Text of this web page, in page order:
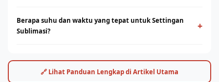
campuran poly tinggi. Untuk kaos cotton, teknologi DTF dari
Rhino Indonesia bisa menjadi alternatif terbaik.
Berapa suhu dan waktu yang tepat untuk Settingan
Sublimasi?
+
jenis bahan dan mesin. Rhino Indonesia menyediakan panduan
settingan optimal dan pelatihan langsung.
🔗 Lihat Panduan Lengkap di Artikel Utama